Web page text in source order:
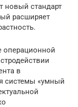
новый стандарт
расширяет
операционной
в
системы «умный